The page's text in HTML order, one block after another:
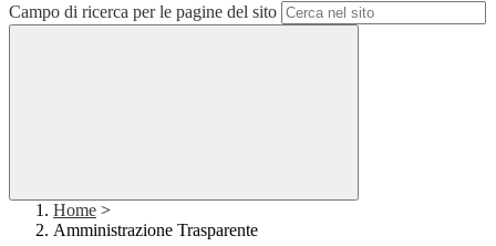
Campo di ricerca per le pagine del sito
Home >
Amministrazione Trasparente